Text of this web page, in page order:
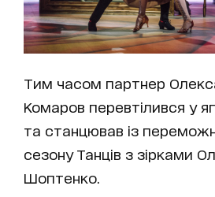
Тим часом партнер
Комаров перевтілився у
та станцював із
сезону Танців з зірками
Шоптенко.